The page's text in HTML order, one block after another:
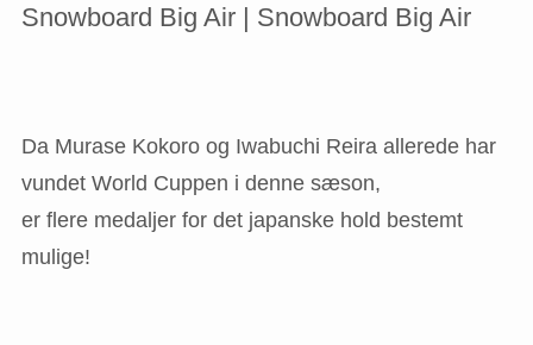
Snowboard Big Air | Snowboard Big Air
Da Murase Kokoro og Iwabuchi Reira allerede har
vundet World Cuppen i denne sæson,
er flere medaljer for det japanske hold bestemt
mulige!